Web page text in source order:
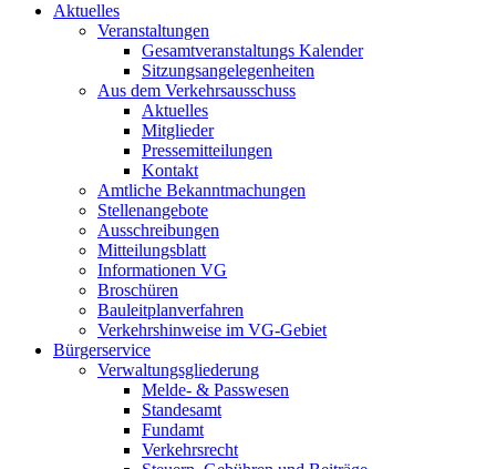
Aktuelles
Veranstaltungen
Gesamtveranstaltungs Kalender
Sitzungsangelegenheiten
Aus dem Verkehrsausschuss
Aktuelles
Mitglieder
Pressemitteilungen
Kontakt
Amtliche Bekanntmachungen
Stellenangebote
Ausschreibungen
Mitteilungsblatt
Informationen VG
Broschüren
Bauleitplanverfahren
Verkehrshinweise im VG-Gebiet
Bürgerservice
Verwaltungsgliederung
Melde- & Passwesen
Standesamt
Fundamt
Verkehrsrecht